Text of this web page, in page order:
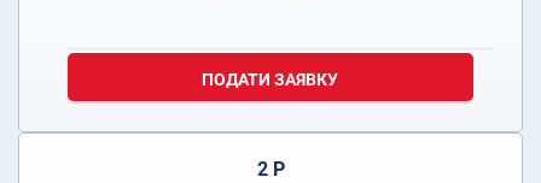
ПОДАТИ ЗАЯВКУ
2 Р